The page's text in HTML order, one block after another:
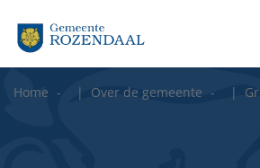
Home Over de gemeente